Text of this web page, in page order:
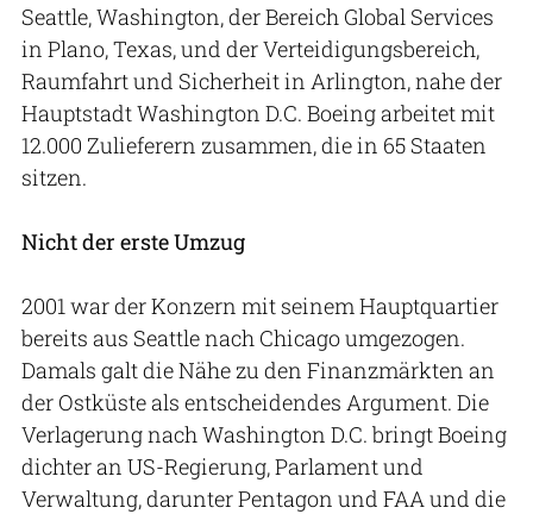
Seattle, Washington, der Bereich Global Services
in Plano, Texas, und der Verteidigungsbereich,
Raumfahrt und Sicherheit in Arlington, nahe der
Hauptstadt Washington D.C. Boeing arbeitet mit
12.000 Zulieferern zusammen, die in 65 Staaten
sitzen.
Nicht der erste Umzug
2001 war der Konzern mit seinem Hauptquartier
bereits aus Seattle nach Chicago umgezogen.
Damals galt die Nähe zu den Finanzmärkten an
der Ostküste als entscheidendes Argument. Die
Verlagerung nach Washington D.C. bringt Boeing
dichter an US-Regierung, Parlament und
Verwaltung, darunter Pentagon und FAA und die